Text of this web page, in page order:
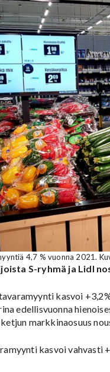
4,7 % vuonna 2021.
S-ryhmä ja Lidl
kasvoi
edellisvuonna
markkinaosuus
kasvoi vahvasti